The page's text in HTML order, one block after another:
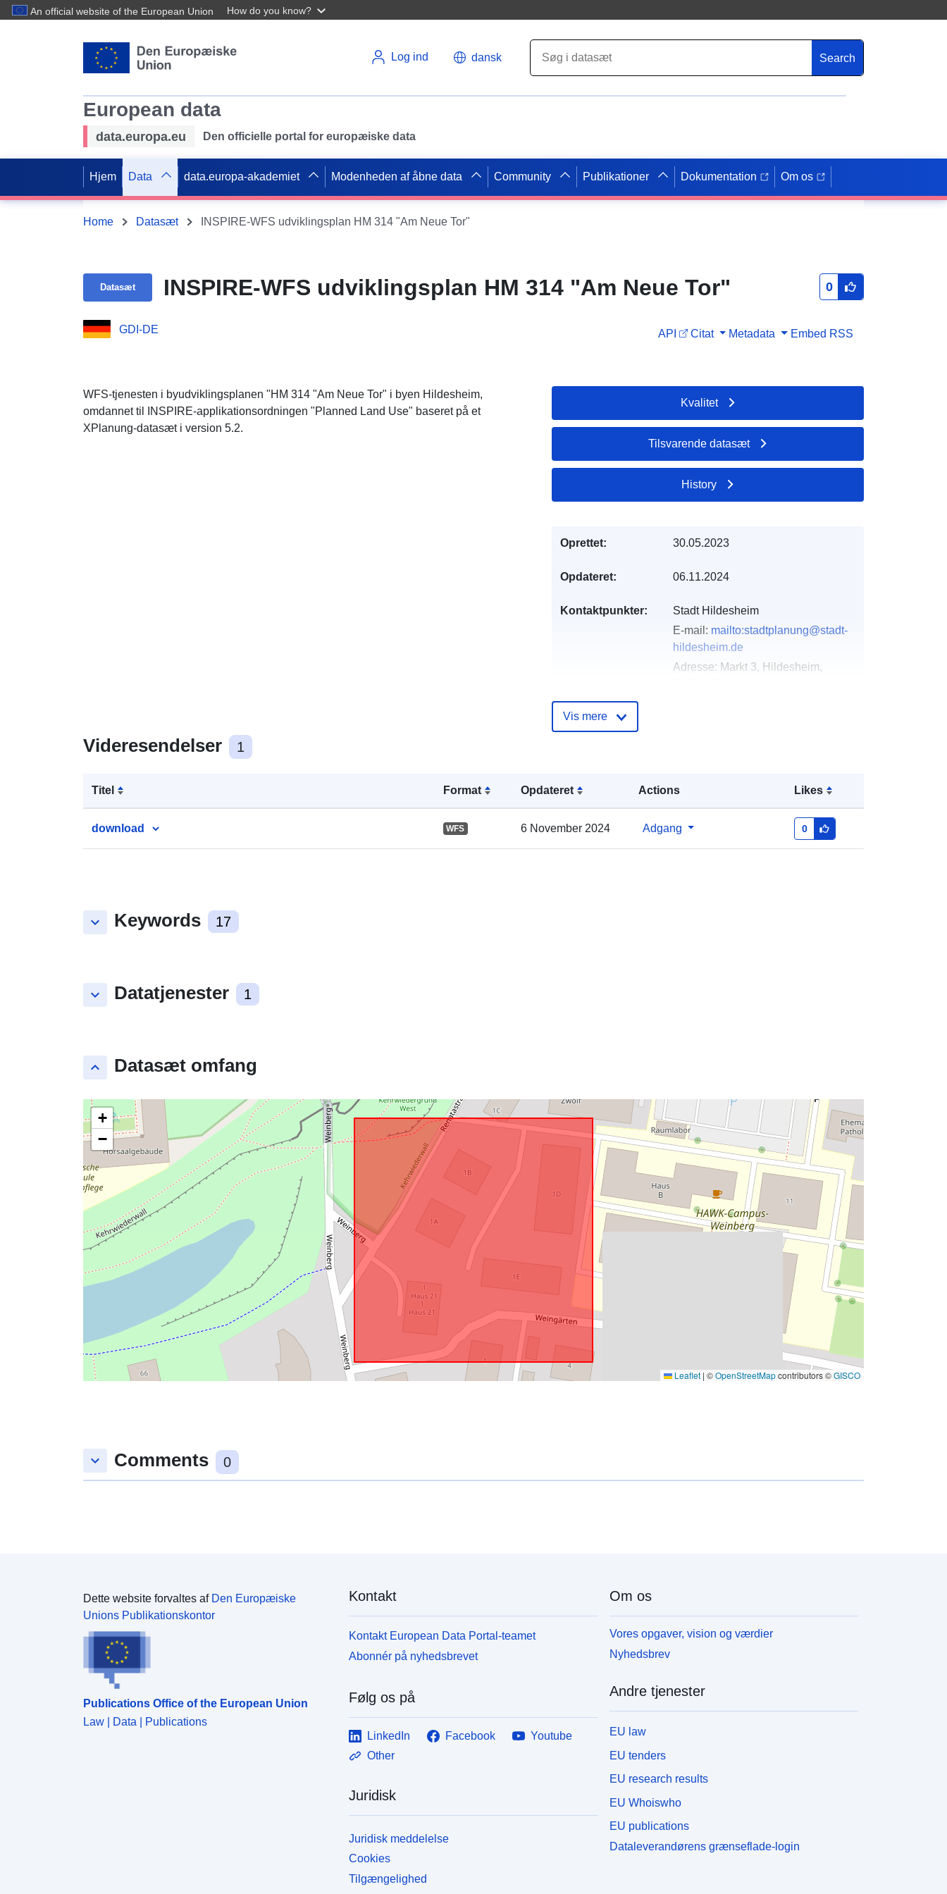
An official website of the European Union How do you know?
Log ind dansk Search
European data
data.europa.eu Den officielle portal for europæiske data
Hjem Data data.europa-akademiet Modenheden af åbne data Community Publikationer Dokumentation Om os
Home Datasæt INSPIRE-WFS udviklingsplan HM 314 "Am Neue Tor"
Datasæt INSPIRE-WFS udviklingsplan HM 314 "Am Neue Tor" 0
GDI-DE API Citat Metadata Embed RSS
WFS-tjenesten i byudviklingsplanen "HM 314 "Am Neue Tor" i byen Hildesheim,
omdannet til INSPIRE-applikationsordningen "Planned Land Use" baseret på et
XPlanung-datasæt i version 5.2.
Videresendelser 1
Titel Format Opdateret Actions Likes
download WFS 6 November 2024 Adgang 0
keyboard_arrow_down Keywords 17
keyboard_arrow_down Datatjenester 1
keyboard_arrow_up Datasæt omfang
+
−
Leaflet | ©OpenStreetMapcontributors ©GISCO
Kvalitet
Tilsvarende datasæt
History
Oprettet: 30.05.2023
Opdateret: 06.11.2024
Kontaktpunkter:
Stadt Hildesheim
E-mail: mailto:stadtplanung@stadt-
hildesheim.de
Adresse: Markt 3, Hildesheim,
Opdateret på data.europa.eu: 02
August 2026
Fysiske: Koordinater: [ [ 9.951725,
Vis mere
keyboard_arrow_down Comments 0
Dette website forvaltes af Den Europæiske
Unions Publikationskontor
Publications Office of the European Union
Law | Data | Publications
Kontakt
Kontakt European Data Portal-teamet
Abonnér på nyhedsbrevet
Følg os på
LinkedIn Facebook
Youtube
Other
Juridisk
Juridisk meddelelse
Cookies
Tilgængelighed
Om os
Vores opgaver, vision og værdier
Nyhedsbrev
Andre tjenester
EU law
EU tenders
EU research results
EU Whoiswho
EU publications
Dataleverandørens grænseflade-login